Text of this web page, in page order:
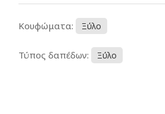
Κουφώματα: Ξύλο
Τύπος δαπέδων: Ξύλο